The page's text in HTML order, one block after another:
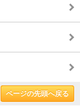
ページの先頭へ戻る